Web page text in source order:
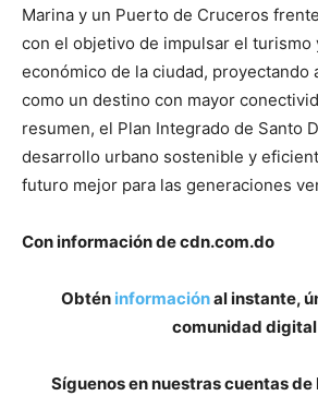
Marina y un Puerto de Cruceros
con el objetivo de impulsar el turismo
económico de la ciudad, proyectando
como un destino con mayor
resumen, el Plan Integrado de Santo
desarrollo urbano sostenible y
futuro mejor para las generaciones
Con información de cdn.com.do
Obtén informaciónal instante,
comunidad digital
Síguenos en nuestras cuentas de